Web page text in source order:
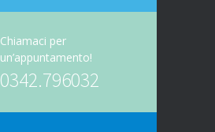
Chiamaci per
un’appuntamento!
0342.796032